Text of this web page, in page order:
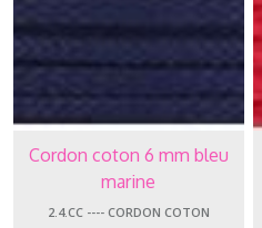
Cordon coton 6 mm bleu
marine
2.4.CC ---- CORDON COTON